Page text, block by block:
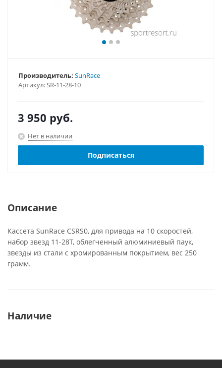
Артикул:SR-11-28-10
Производитель: SunRace
3 950 руб.
Нет в наличии
Подписаться
Описание
Кассета SunRace CSRS0, для привода на 10 скоростей,
набор звезд 11-28T, облегченный алюминиевый паук,
звезды из стали с хромированным покрытием, вес 250
грамм.
Наличие